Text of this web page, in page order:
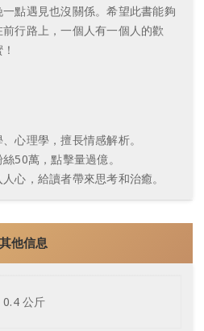
點遇見也沒關係。希望此書能夠
行路上，一個人有一個人的歡
心理學，擅長情感解析。
50萬，點擊量過億。
心，給讀者帶來思考和治癒。
其他信息
0.4 公斤